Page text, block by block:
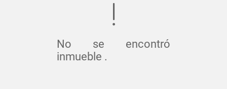
No se encontró
inmueble .